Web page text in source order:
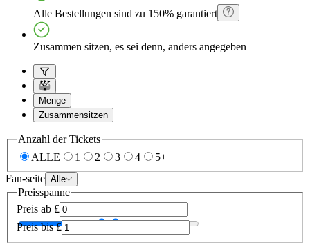
Alle Bestellungen sind zu 150% garantiert
Zusammen sitzen, es sei denn, anders angegeben
Menge
Zusammensitzen
Anzahl der Tickets
ALLE
1 2 3 4
5+
Fan-seite Alle
Preisspanne
Preis ab £
Preis bis £